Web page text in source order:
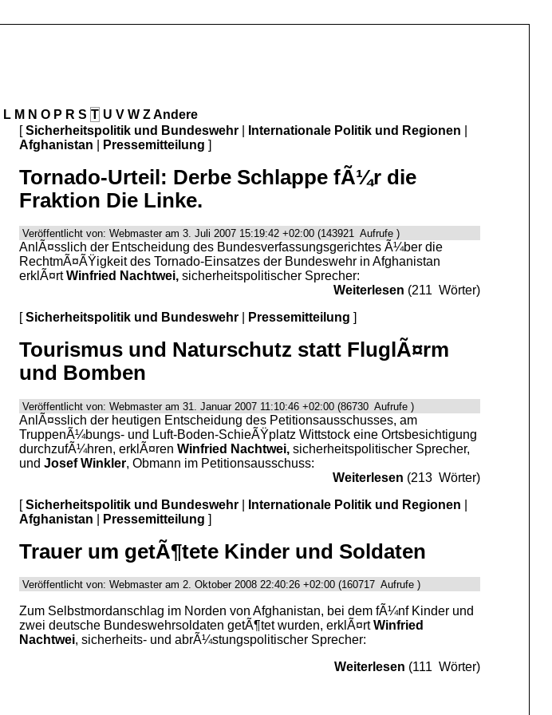
L M N O P R S T U V W ZAndere
[Sicherheitspolitik und Bundeswehr| Internationale Politik und Regionen
Afghanistan
Pressemitteilung ]
Tornado-Urteil: Derbe Schlappe fÃ¼r die
Fraktion Die Linke.
Veröffentlicht von: Webmaster am 3. Juli 2007 15:19:42 +02:00 (143921 Aufrufe )
AnlÃ¤sslich der Entscheidung des Bundesverfassungsgerichtes Ã¼ber die
RechtmÃ¤ÃŸigkeit des Tornado-Einsatzes der Bundeswehr in Afghanistan
erklÃ¤rtWinfried Nachtwei,sicherheitspolitischer Sprecher:
Weiterlesen (211 Wörter)
[Sicherheitspolitik und Bundeswehr| Pressemitteilung ]
Tourismus und Naturschutz statt FluglÃ¤rm
und Bomben
Veröffentlicht von: Webmaster am 31. Januar 2007 11:10:46 +02:00 (86730 Aufrufe )
AnlÃ¤sslich der heutigen Entscheidung des Petitionsausschusses, am
TruppenÃ¼bungs- und Luft-Boden-SchieÃŸplatz Wittstock eine Ortsbesichtigung
durchzufÃ¼hren, erklÃ¤ren Winfried Nachtwei,sicherheitspolitischer Sprecher,
und Josef Winkler, Obmann im Petitionsausschuss:
Weiterlesen (213 Wörter)
[Sicherheitspolitik und Bundeswehr| Internationale Politik und Regionen
Afghanistan
Pressemitteilung ]
Trauer um getÃ¶tete Kinder und Soldaten
Veröffentlicht von: Webmaster am 2. Oktober 2008 22:40:26 +02:00 (160717 Aufrufe )
Zum Selbstmordanschlag im Norden von Afghanistan, bei dem fÃ¼nf Kinder und
zwei deutsche Bundeswehrsoldaten getÃ¶tet wurden, erklÃ¤rtWinfried
Nachtwei, sicherheits- und abrÃ¼stungspolitischer Sprecher:
Weiterlesen (111 Wörter)